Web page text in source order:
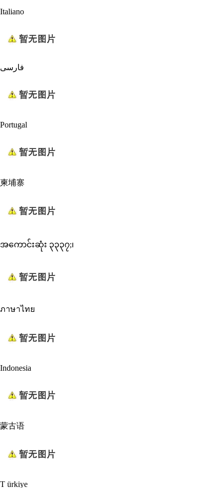
Italiano
فارسی
Portugal
柬埔寨
အကောင်းဆုံး ၃၃၃၇;၊
ภาษาไทย
Indonesia
蒙古语
T ürkiye